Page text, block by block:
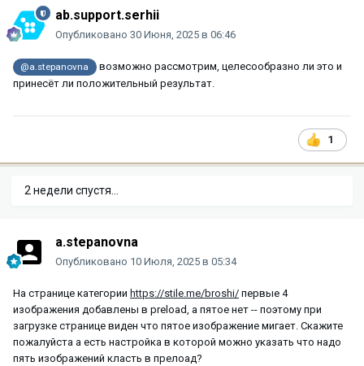
ab.support.serhii
Опубликовано 30 Июня, 2025 в 06:46
@a.stepanovna
возможно рассмотрим, целесообразно ли это и
принесёт ли положительный результат.
1
2 недели спустя...
a.stepanovna
Опубликовано 10 Июля, 2025 в 05:34
На странице категории https://stile.me/broshi/ первые 4
изображения добавлены в preload, а пятое нет -- поэтому при
загрузке странице виден что пятое изображение мигает. Скажите
пожалуйста а есть настройка в которой можно указать что надо
пять изображений класть в прелоад?